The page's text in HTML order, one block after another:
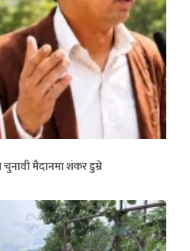
मैदानमा शंकर डुम्रे